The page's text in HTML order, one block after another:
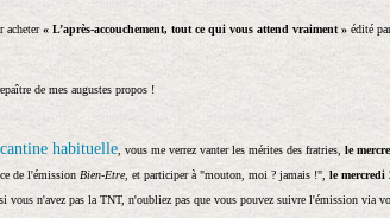
acheter« L’après-accouchement, tout ce qui vous attend vraiment » édité
de mes augustes propos !
habituelle, vous me verrez vanter les mérites des fratries, le
de l'émission Bien-Etre, et participer à "mouton, moi ? jamais !", le mercredi
vous n'avez pas la TNT, n'oubliez pas que vous pouvez suivre l'émission via